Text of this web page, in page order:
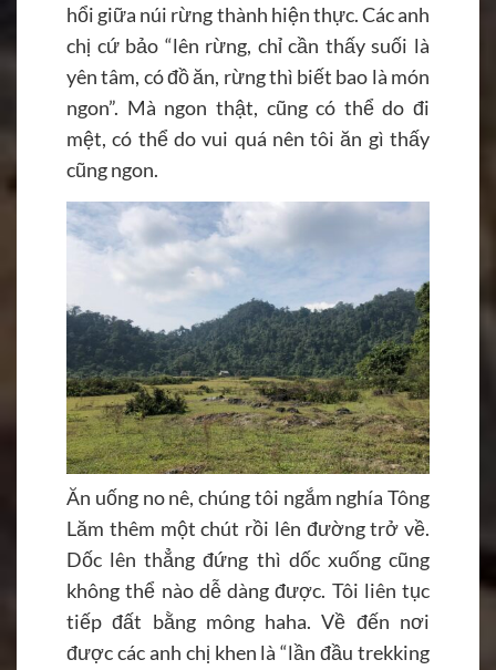
hổi giữa núi rừng thành hiện thực. Các anh
chị cứ bảo “lên rừng, chỉ cần thấy suối là
yên tâm, có đồ ăn, rừng thì biết bao là món
ngon”. Mà ngon thật, cũng có thể do đi
mệt, có thể do vui quá nên tôi ăn gì thấy
cũng ngon.
Ăn uống no nê, chúng tôi ngắm nghía Tông
Lăm thêm một chút rồi lên đường trở về.
Dốc lên thẳng đứng thì dốc xuống cũng
không thể nào dễ dàng được. Tôi liên tục
tiếp đất bằng mông haha. Về đến nơi
được các anh chị khen là “lần đầu trekking